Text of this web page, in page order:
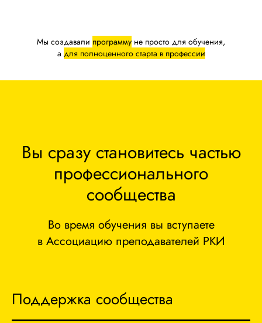
Мы создавали программу не просто для обучения,
а для полноценного старта в профессии
Вы сразу становитесь частью
профессионального
сообщества
Во время обучения вы вступаете
в Ассоциацию преподавателей РКИ
Поддержка сообщества